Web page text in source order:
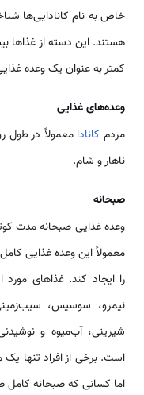
خاص به نام کانادایی‌ها
هستند. این دسته از غذاها
کمتر به عنوان یک وعده
وعده‌های غذایی
مردم کانادا معمولاً در طول
ناهار و شام.
صبحانه
وعده غذایی صبحانه مدت
معمولاً این وعده غذایی
را ایجاد کند. غذاهای
نیمرو، سوسیس،
شیرینی، آب‌میوه و
است. برخی از افراد تنها
اما کسانی که صبحانه